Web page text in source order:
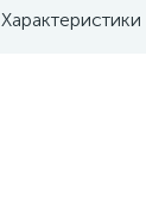
Характеристики